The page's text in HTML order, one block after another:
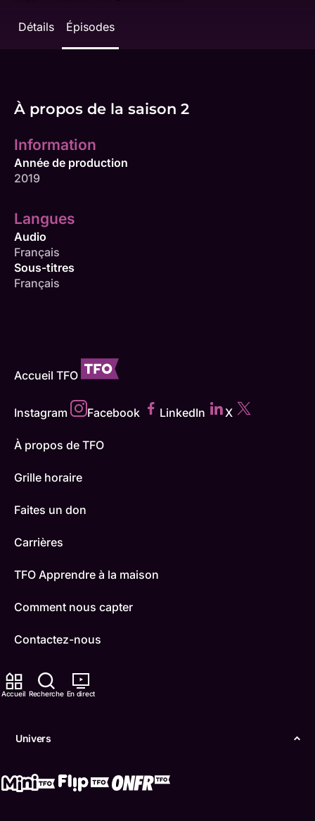
Accueil Recherche En direct
Univers
Détails Épisodes
À propos de la saison 2
Information
Année de production
2019
Langues
Audio
Français
Sous-titres
Français
Accueil TFO
Instagram Facebook LinkedIn X
À propos de TFO
Grille horaire
Faites un don
Carrières
TFO Apprendre à la maison
Comment nous capter
Contactez-nous
ONFR
Boukili